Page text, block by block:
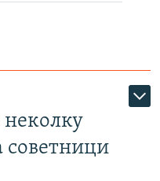
советници